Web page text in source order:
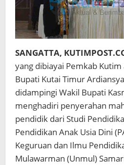
SANGATTA,
yang dibiayai Pemkab
Bupati Kutai Timur
didampingi Wakil Bupati
menghadiri penyerahan
pendidik dari Studi
Pendidikan Anak Usia Dini
Keguruan dan Ilmu
Mulawarman (Unmul)